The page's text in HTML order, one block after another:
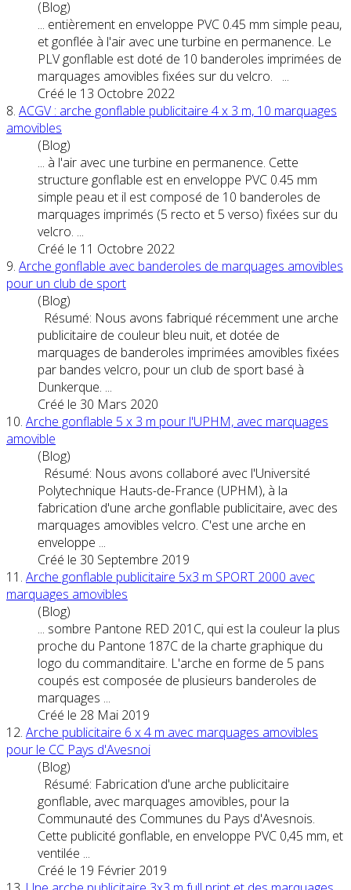
(Blog)
... entièrement en enveloppe PVC 0.45 mm simple peau,
et gonflée à l'air avec une turbine en permanence. Le
PLV gonflable est doté de 10 banderoles imprimées de
marquages amovibles fixées sur du velcro. ...
Créé le 13 Octobre 2022
8. ACGV : arche gonflable publicitaire 4 x 3 m, 10 marquages
amovibles
(Blog)
... à l'air avec une turbine en permanence. Cette
structure gonflable est en enveloppe PVC 0.45 mm
simple peau et il est composé de 10 banderoles de
marquages imprimés (5 recto et 5 verso) fixées sur du
velcro. ...
Créé le 11 Octobre 2022
9. Arche gonflable avec banderoles de marquages amovibles
pour un club de sport
(Blog)
Résumé: Nous avons fabriqué récemment une arche
publicitaire de couleur bleu nuit, et dotée de
marquages de banderoles imprimées amovibles fixées
par bandes velcro, pour un club de sport basé à
Dunkerque. ...
Créé le 30 Mars 2020
10. Arche gonflable 5 x 3 m pour l'UPHM, avec marquages
amovible
(Blog)
Résumé: Nous avons collaboré avec l'Université
Polytechnique Hauts-de-France (UPHM), à la
fabrication d'une arche gonflable publicitaire, avec des
marquages amovibles velcro. C'est une arche en
enveloppe ...
Créé le 30 Septembre 2019
11. Arche gonflable publicitaire 5x3 m SPORT 2000 avec
marquages amovibles
(Blog)
... sombre Pantone RED 201C, qui est la couleur la plus
proche du Pantone 187C de la charte graphique du
logo du commanditaire. L'arche en forme de 5 pans
coupés est composée de plusieurs banderoles de
marquages ...
Créé le 28 Mai 2019
12. Arche publicitaire 6 x 4 m avec marquages amovibles
pour le CC Pays d'Avesnoi
(Blog)
Résumé: Fabrication d'une arche publicitaire
gonflable, avec marquages amovibles, pour la
Communauté des Communes du Pays d'Avesnois.
Cette publicité gonflable, en enveloppe PVC 0,45 mm, et
ventilée ...
Créé le 19 Février 2019